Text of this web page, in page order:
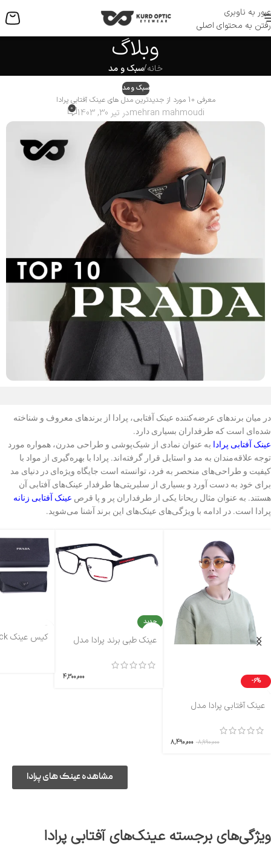
عبور به ناوبری
رفتن به محتوای اصلی
منو
وبلاگ
خانه/سبک و مد
سبک و مد
معرفی 10 مورد از جدیدترین مدل های عینک آفتابی پرادا
mehran mahmoudiدر تیر 30, 1403 0
در میان برندهای عرضه‌کننده عینک آفتابی، پرادا از برندهای معروف و شناخته
شده‌ای است که طرفداران بسیاری دارد.
عینک‌ آفتابی پرادا به عنوان نمادی از شیک‌پوشی و طراحی مدرن، همواره مورد
توجه علاقه‌مندان به مد و استایل قرار گرفته‌اند. پرادا با بهره‌گیری از مواد با
کیفیت و طراحی‌های منحصر به فرد، توانسته است جایگاه ویژه‌ای در دنیای مد
برای خود به دست آورد و بسیاری از سلبریتی‌ها طرفدار عینک‌های آفتابی آن
هستند. به عنوان مثال ریحانا یکی از طرفداران پر و پا قرص عینک‌ آفتابی زنانه
پرادا است. در ادامه با ویژگی‌های عینک‌های این برند آشنا می‌شوید.
-6%
عینک آفتابی پرادا مدل
8,990,000
8,490,000
جدید
عینک طبی برند پرادا مدل
4,300,000
کیس عینک Prada Black
مشاهده عینک های پرادا
ویژگی‌های برجسته عینک‌های آفتابی پرادا